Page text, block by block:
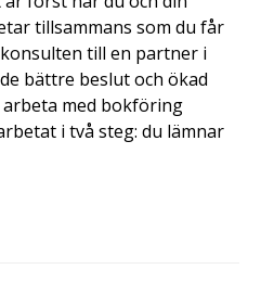
tillsammans som du får
till en partner i
bättre beslut och ökad
med bokföring
i två steg: du lämnar